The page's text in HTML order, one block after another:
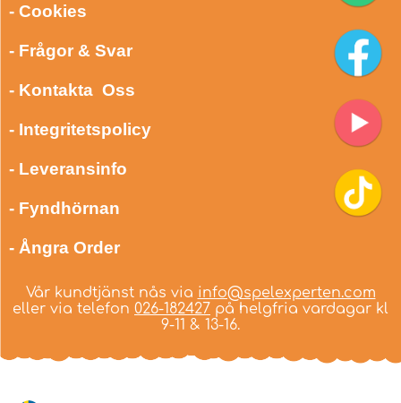
- Cookies
- Frågor & Svar
- Kontakta Oss
- Integritetspolicy
- Leveransinfo
- Fyndhörnan
- Ångra Order
Vår kundtjänst nås via info@spelexperten.com
eller via telefon 026-182427 på helgfria vardagar kl
9-11 & 13-16.